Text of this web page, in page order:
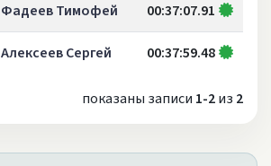
Фадеев Тимофей 00:37:07.91
Алексеев Сергей 00:37:59.48
показаны записи 1-2из 2